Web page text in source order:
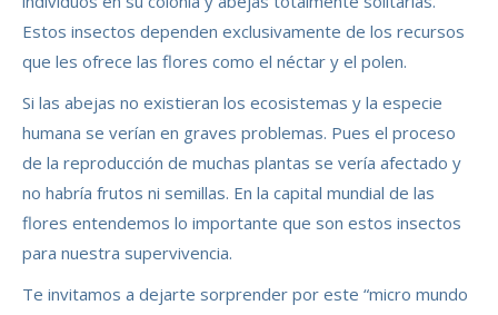
Estos insectos dependen exclusivamente de los recursos
que les ofrece las flores como el néctar y el polen.
Si las abejas no existieran los ecosistemas y la especie
humana se verían en graves problemas. Pues el proceso
de la reproducción de muchas plantas se vería afectado y
no habría frutos ni semillas. En la capital mundial de las
flores entendemos lo importante que son estos insectos
para nuestra supervivencia.
Te invitamos a dejarte sorprender por este “micro mundo